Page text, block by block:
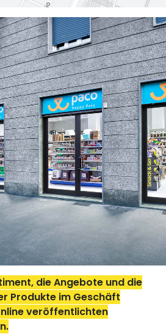
die Angebote und die
Produkte im Geschäft
veröffentlichten